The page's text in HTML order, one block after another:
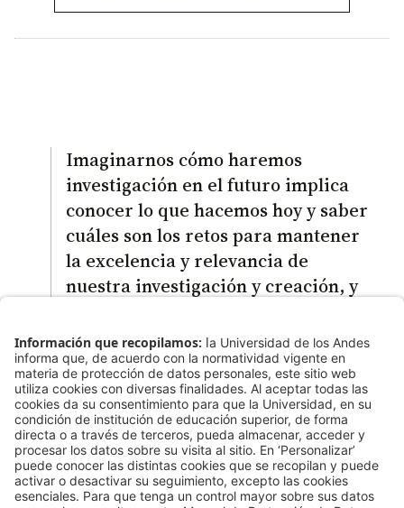
Imaginarnos cómo haremos
investigación en el futuro implica
conocer lo que hacemos hoy y saber
cuáles son los retos para mantener
la excelencia y relevancia de
nuestra investigación y creación, y
conocimiento, ciencia, tecnología e
innovación que responda a los
desafíos como comunidad,
universidad, región y país.
Jimena Hurtado Prieto, vicerrectora de Investigación y
Creación